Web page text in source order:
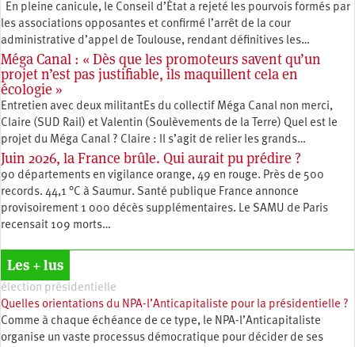
En pleine canicule, le Conseil d’État a rejeté les pourvois formés par
les associations opposantes et confirmé l’arrêt de la cour
administrative d’appel de Toulouse, rendant définitives les…
Méga Canal : « Dès que les promoteurs savent qu’un
projet n’est pas justifiable, ils maquillent cela en
écologie »
Entretien avec deux militantEs du collectif Méga Canal non merci,
Claire (SUD Rail) et Valentin (Soulèvements de la Terre) Quel est le
projet du Méga Canal ? Claire : Il s’agit de relier les grands…
Juin 2026, la France brûle. Qui aurait pu prédire ?
90 départements en vigilance orange, 49 en rouge. Près de 500
records. 44,1 °C à Saumur. Santé publique France annonce
provisoirement 1 000 décès supplémentaires. Le SAMU de Paris
recensait 109 morts…
Les + lus
élection présidentielle
Quelles orientations du NPA-l’Anticapitaliste pour la présidentielle ?
Comme à chaque échéance de ce type, le NPA-l’Anticapitaliste
organise un vaste processus démocratique pour décider de ses